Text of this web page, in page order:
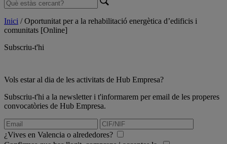
Inici /Oportunitat per a la rehabilitació energètica d’edificis i
comunitats [Online]
Subscriu-t'hi
Vols estar al dia de les activitats de Hub Empresa?
Subscriu-t'hi a la newsletter i t'informarem per email de les properes
convocatòries de Hub Empresa.
¿Vives en Valencia o alrededores?